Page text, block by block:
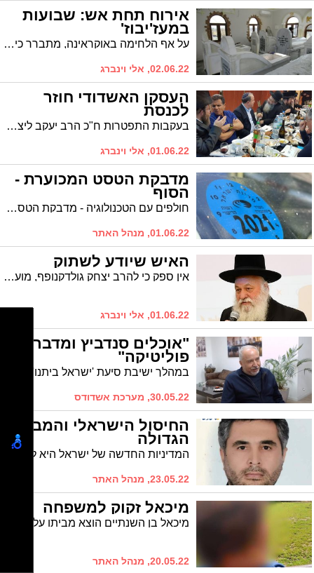
אירוח תחת אש: שבועות
במעז'יבוז'
על אף הלחימה באוקראינה, מתברר כי ישנם עשרות יהודים ביניהם גם מעירנו המבקשים להגיע לחג השבועות, יומא דהילולא של רבינו אור שבעת הימים הבעש"ט, לציונו הקדוש
02.06.22, אלי וינברג
העסקן האשדודי חוזר
לכנסת
בעקבות התפטרות ח"כ הרב יעקב ליצמן מהכנסת, הח"כ הנכנס, עסקן הציבור מאשדוד, הרב יעקב טסלר, נפרד ממנו בחמימות ומשרטט קווים ראשונים לשליחותו
01.06.22, אלי וינברג
מדבקת הטסט המכוערת -
הסוף
חולפים עם הטכנולוגיה - מדבקת הטסט השנתי ההיסטורית שמודבקת על השמשה הקדמית, לא תונפק החל מ-2023. הסיבה: המידע על כלי הרכב זמין ממילא בכל ניידת משטרה
01.06.22, מנהל האתר
האיש שיודע לשתוק
אין ספק כי להרב יצחק גולדקנופף, מועמד הסיעה המרכזית למקום הראשון ברשימת אגודת ישראל, ומי שזכור כמי שהוביל את המאבק נגד 'ביג' באשדוד, ישנם כישורים רבים. אך לפני הכל, הוא יודע להבליג
01.06.22, אלי וינברג
"אוכלים סנדביץ ומדברים
פוליטיקה"
30.05.22, מערכת אשדודס
החיסול הישראלי והמבוכה
הגדולה
23.05.22, מנהל האתר
מיכאל זקוק למשפחה
20.05.22, מנהל האתר